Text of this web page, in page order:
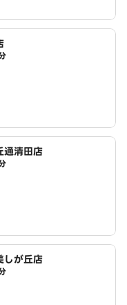
清田店
が丘店